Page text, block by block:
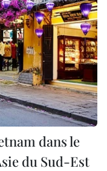
dans le
du Sud-Est